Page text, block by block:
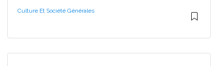
Culture Et Société Générales